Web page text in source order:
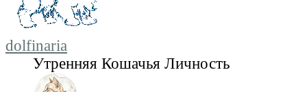
dolfinaria
Утренняя Кошачья Личность